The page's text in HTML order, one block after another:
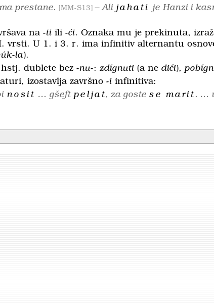
prestane. MM-S13 – Ali jahati je Hanzi i
na -ti ili -ći. Oznaka mu je prekinuta,
vrsti. U 1. i 3. r. ima infinitiv alternantu
la).
dublete bez -nu-: zdígnuti (a ne dići),
izostavlja završno -i infinitiva:
nosit … gšeft peljat, za gostese marit . …